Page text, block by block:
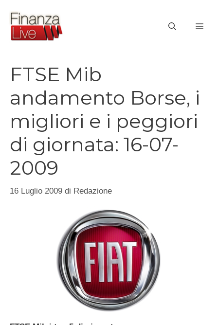
contenuto
FTSE Mib
andamento Borse, i
migliori e i peggiori
di giornata: 16-07-
2009
16 Luglio 2009 di Redazione